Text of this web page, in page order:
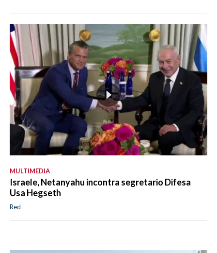
MULTIMEDIA
Israele, Netanyahu incontra segretario Difesa
Usa Hegseth
Red